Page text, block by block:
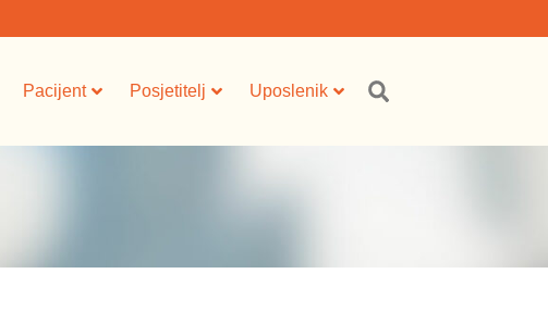
Pacijent Posjetitelj Uposlenik